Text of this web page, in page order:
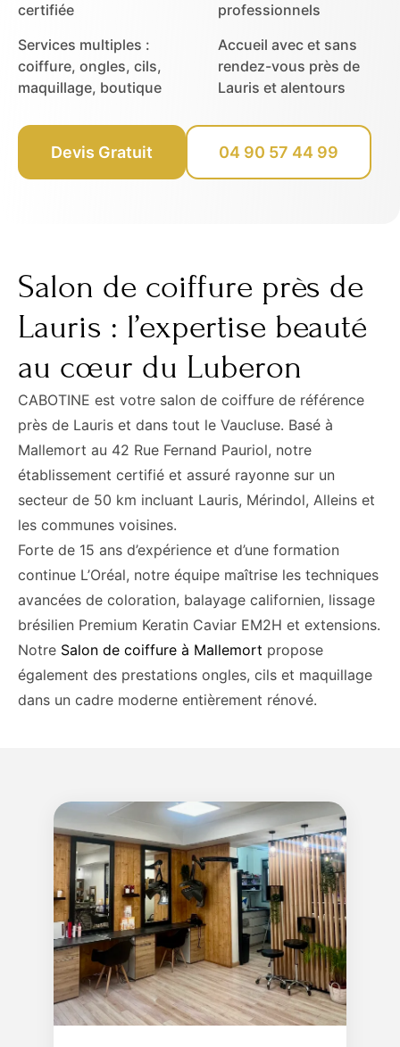
certifiée
professionnels
Services multiples :
coiffure, ongles, cils,
maquillage, boutique
Accueil avec et sans
rendez-vous près de
Lauris et alentours
Devis Gratuit 04 90 57 44 99
Salon de coiffure près de
Lauris : l’expertise beauté
au cœur du Luberon
CABOTINE est votre salon de coiffure de référence
près de Lauris et dans tout le Vaucluse. Basé à
Mallemort au 42 Rue Fernand Pauriol, notre
établissement certifié et assuré rayonne sur un
secteur de 50 km incluant Lauris, Mérindol, Alleins et
les communes voisines.
Forte de 15 ans d’expérience et d’une formation
continue L’Oréal, notre équipe maîtrise les techniques
avancées de coloration, balayage californien, lissage
brésilien Premium Keratin Caviar EM2H et extensions.
Notre Salon de coiffure à Mallemort propose
également des prestations ongles, cils et maquillage
dans un cadre moderne entièrement rénové.